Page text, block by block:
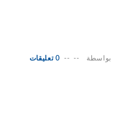
بواسطة --
-- 0 تعليقات